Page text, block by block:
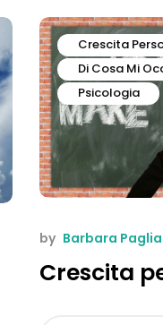
Crescita
Di Cosa Mi
Psicologia
by Barbara
Crescita